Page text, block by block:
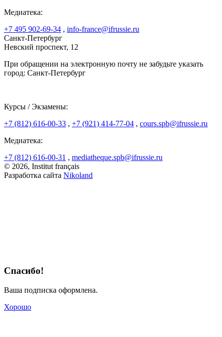
Медиатека:
+7 495 902-69-34 , info-france@ifrussie.ru
Санкт-Петербург
Невский проспект, 12
При обращении на электронную почту не забудьте указать
город: Санкт-Петербург
Курсы / Экзамены:
+7 (812) 616-00-33 , +7 (921) 414-77-04 , cours.spb@ifrussie.ru
Медиатека:
+7 (812) 616-00-31 , mediatheque.spb@ifrussie.ru
© 2026, Institut français
Разработка сайта Nikoland
Спасибо!
Ваша подписка оформлена.
Хорошо